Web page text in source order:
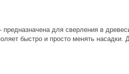
- предназначена для сверления в
быстро и просто менять